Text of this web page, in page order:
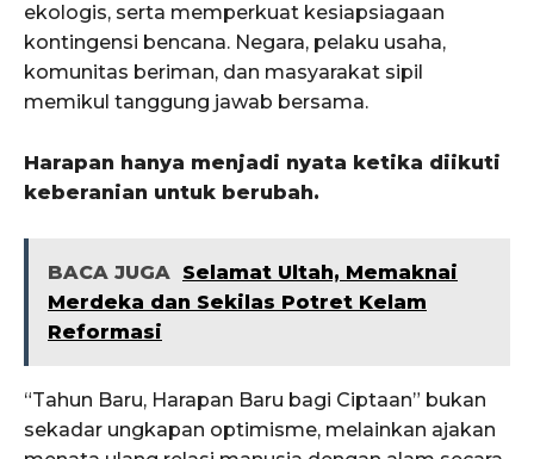
ekologis, serta memperkuat kesiapsiagaan
kontingensi bencana. Negara, pelaku usaha,
komunitas beriman, dan masyarakat sipil
memikul tanggung jawab bersama.
Harapan hanya menjadi nyata ketika diikuti
keberanian untuk berubah.
BACA JUGA Selamat Ultah, Memaknai
Merdeka dan Sekilas Potret Kelam
Reformasi
“Tahun Baru, Harapan Baru bagi Ciptaan” bukan
sekadar ungkapan optimisme, melainkan ajakan